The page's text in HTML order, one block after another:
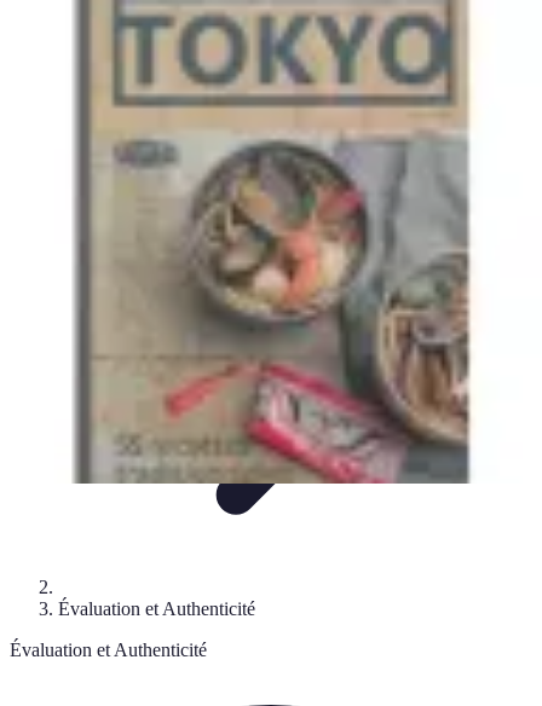
Montres Rares Collection
TendancesCollection Achat
Montres Rares Collection
Évaluation et Authenticité
Évaluation et Authenticité